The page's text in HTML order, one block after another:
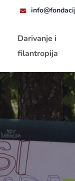
Darivanje i
filantropija